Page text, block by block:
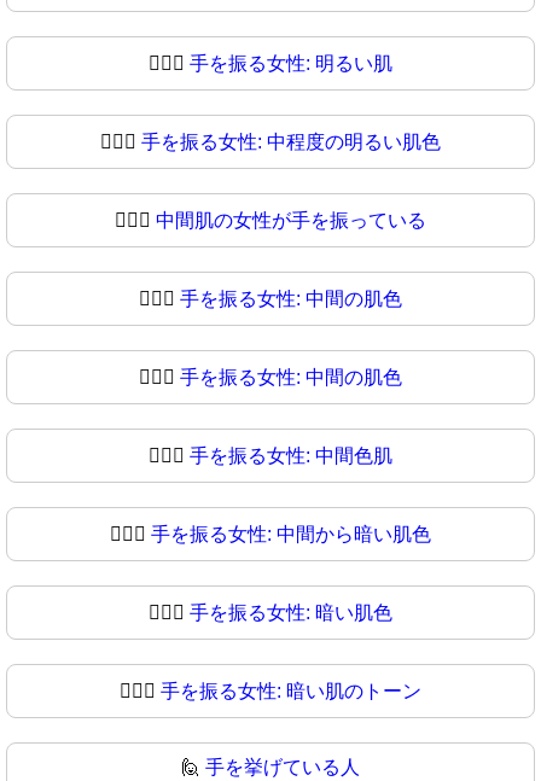
💁🏻‍♀ 手を振る女性: 明るい肌
💁🏼‍♀️ 手を振る女性: 中程度の明るい肌色
💁🏼‍♀ 中間肌の女性が手を振っている
💁🏽‍♀️ 手を振る女性: 中間の肌色
💁🏽‍♀ 手を振る女性: 中間の肌色
💁🏾‍♀️ 手を振る女性: 中間色肌
💁🏾‍♀ 手を振る女性: 中間から暗い肌色
💁🏿‍♀️ 手を振る女性: 暗い肌色
💁🏿‍♀ 手を振る女性: 暗い肌のトーン
🙋 手を挙げている人